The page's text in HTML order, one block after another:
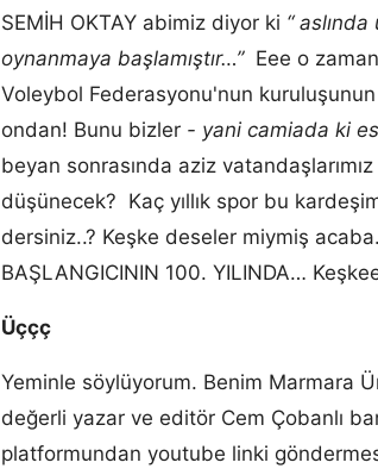
SEMİH OKTAY abimiz diyor ki “
oynanmaya başlamıştır…”Eee o zaman
Voleybol Federasyonu'nun
ondan! Bunu bizler - yani camiada ki
beyan sonrasında aziz
düşünecek? Kaç yıllık spor bu
dersiniz..? Keşke deseler miymiş
BAŞLANGICININ 100. YILINDA…
Üççç
Yeminle söylüyorum. Benim Marmara
değerli yazar ve editör Cem Çobanlı
platformundan youtube linki